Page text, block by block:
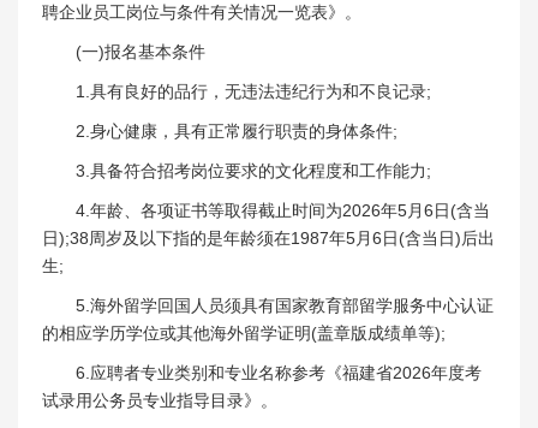
聘企业员工岗位与条件有关情况一览表》。
(一)报名基本条件
1.具有良好的品行，无违法违纪行为和不良记录;
2.身心健康，具有正常履行职责的身体条件;
3.具备符合招考岗位要求的文化程度和工作能力;
4.年龄、各项证书等取得截止时间为2026年5月6日(含当
日);38周岁及以下指的是年龄须在1987年5月6日(含当日)后出
生;
5.海外留学回国人员须具有国家教育部留学服务中心认证
的相应学历学位或其他海外留学证明(盖章版成绩单等);
6.应聘者专业类别和专业名称参考《福建省2026年度考
试录用公务员专业指导目录》。